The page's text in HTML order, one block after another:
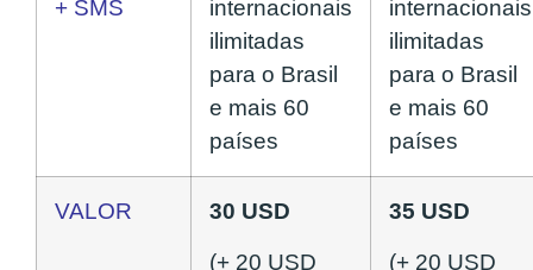
+ SMS
internacionais
ilimitadas
para o Brasil
e mais 60
países
internacionais
ilimitadas
para o Brasil
e mais 60
países
VALOR 30 USD
(+ 20 USD
35 USD
(+ 20 USD